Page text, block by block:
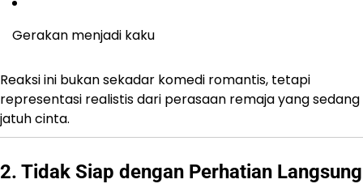
Gerakan menjadi kaku
Reaksi ini bukan sekadar komedi romantis, tetapi
representasi realistis dari perasaan remaja yang sedang
jatuh cinta.
2. Tidak Siap dengan Perhatian Langsung